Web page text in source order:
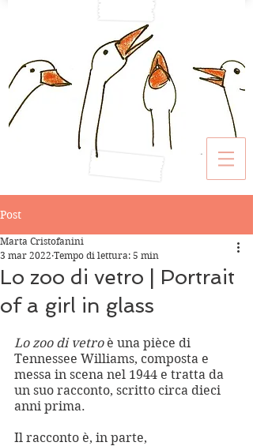
Post
Lo zoo di vetro | Portrait
of a girl in glass
Marta Cristofanini
3 mar 2022 Tempo di lettura: 5 min
Lo zoo di vetro è una pièce di
Tennessee Williams, composta e
messa in scena nel 1944 e tratta da
un suo racconto, scritto circa dieci
anni prima.
Il racconto è, in parte,